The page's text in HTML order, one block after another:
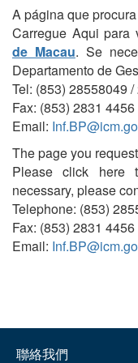
A página que
Carregue Aqui para
de Macau. Se
Departamento de
Tel: (853) 28558049
Fax: (853) 2831 4456
Email:
The page you
Please click here
necessary, please
Telephone: (853)
Fax: (853) 2831 4456
Email:
聯絡我們